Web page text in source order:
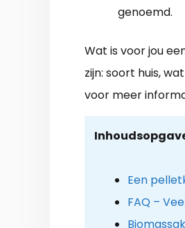
genoemd.
Wat is voor jou
zijn: soort huis,
voor meer
Een
FAQ –